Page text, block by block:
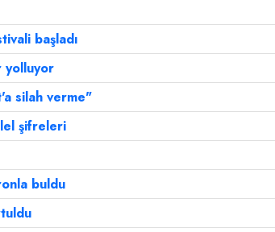
başladı
yolluyor
silah verme"
şifreleri
buldu